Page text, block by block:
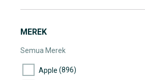
MEREK
Semua Merek
Apple (896)